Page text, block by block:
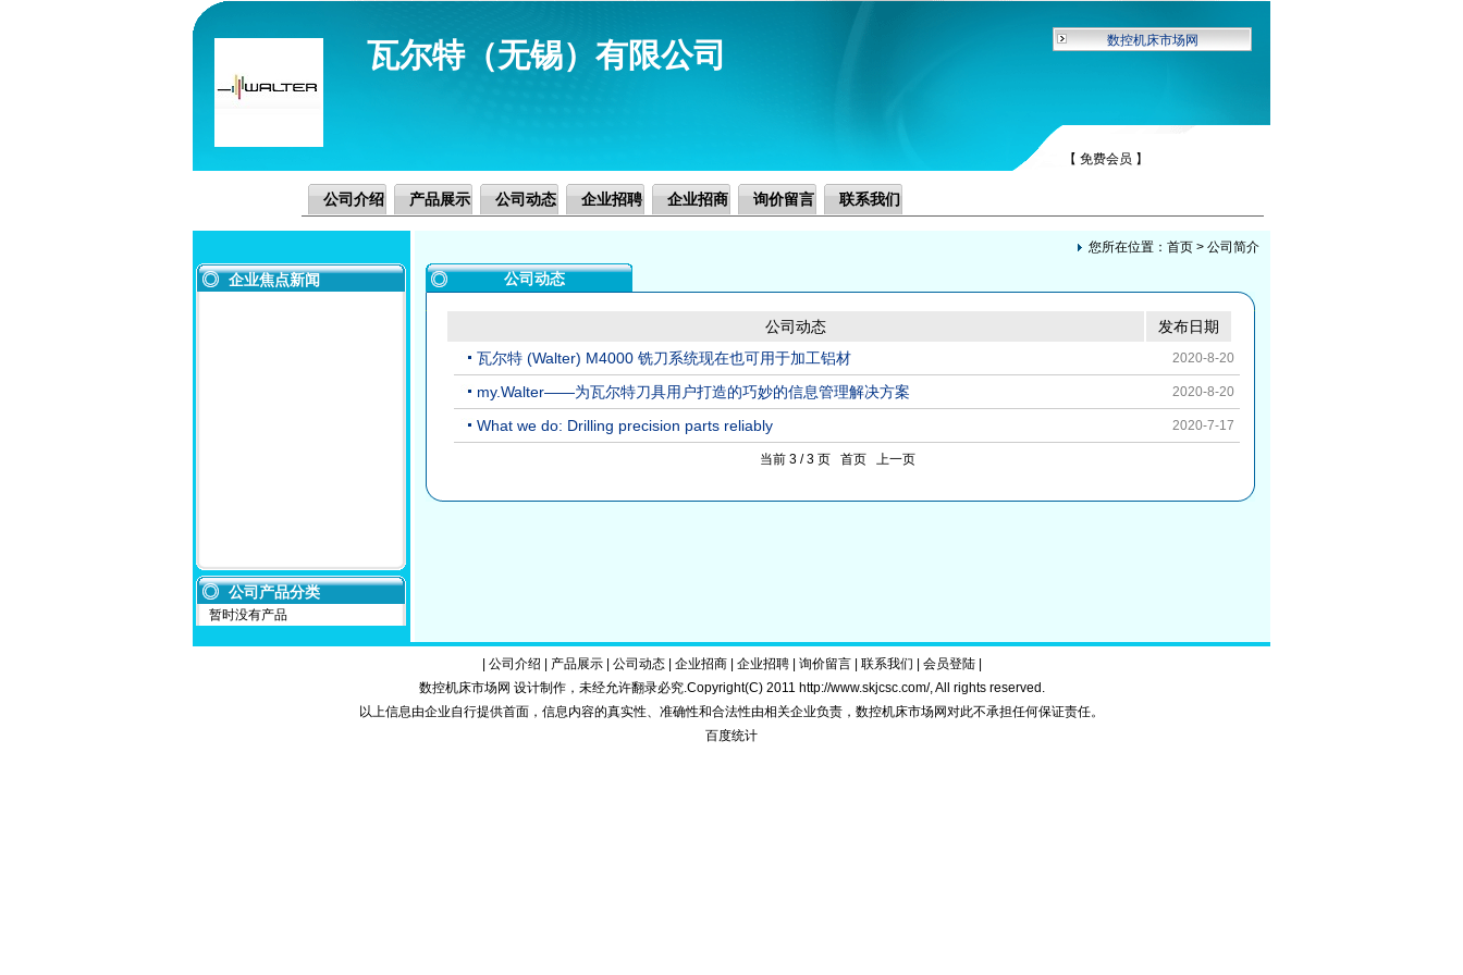
瓦尔特（无锡）有限公司 数控机床市场网
【 免费会员 】
公司介绍 产品展示 公司动态 企业招聘 企业招商 询价留言 联系我们
您所在位置： 首页 > 公司简介
企业焦点新闻
公司产品分类
暂时没有产品
公司动态
公司动态
发布日期
瓦尔特 (Walter) M4000 铣刀系统现在也可用于加工铝材
2020-8-20
my.Walter——为瓦尔特刀具用户打造的巧妙的信息管理解决方案 2020-8-20
What we do: Drilling precision parts reliably 2020-7-17
当前 3 / 3 页 首页 上一页
公司介绍 产品展示| 公司动态| 企业招商| 企业招聘| 询价留言| 联系我们 会员登陆|
数控机床市场网 设计制作，未经允许翻录必究.Copyright(C) 2011 http://www.skjcsc.com/, All rights reserved.
以上信息由企业自行提供首面，信息内容的真实性、准确性和合法性由相关企业负责，数控机床市场网对此不承担任何保证责任。
百度统计